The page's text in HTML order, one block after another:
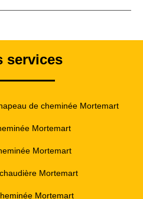
services
de cheminée Mortemart
Mortemart
Mortemart
Mortemart
Mortemart